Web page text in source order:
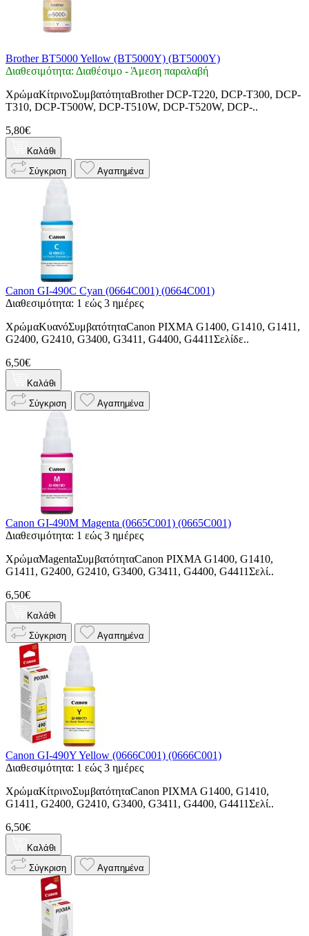
Brother BT5000 Yellow (BT5000Y) (BT5000Y)
Διαθεσιμότητα: Διαθέσιμο - Άμεση παραλαβή
ΧρώμαΚίτρινοΣυμβατότηταBrother DCP-T220, DCP-T300, DCP-
T310, DCP-T500W, DCP-T510W, DCP-T520W, DCP-..
5,80€
Καλάθι
Σύγκριση
Αγαπημένα
Canon GI-490C Cyan (0664C001) (0664C001)
Διαθεσιμότητα: 1 εώς 3 ημέρες
ΧρώμαΚυανόΣυμβατότηταCanon PIXMA G1400, G1410, G1411,
G2400, G2410, G3400, G3411, G4400, G4411Σελίδε..
6,50€
Καλάθι
Σύγκριση
Αγαπημένα
Canon GI-490M Magenta (0665C001) (0665C001)
Διαθεσιμότητα: 1 εώς 3 ημέρες
ΧρώμαMagentaΣυμβατότηταCanon PIXMA G1400, G1410,
G1411, G2400, G2410, G3400, G3411, G4400, G4411Σελί..
6,50€
Καλάθι
Σύγκριση
Αγαπημένα
Canon GI-490Y Yellow (0666C001) (0666C001)
Διαθεσιμότητα: 1 εώς 3 ημέρες
ΧρώμαΚίτρινοΣυμβατότηταCanon PIXMA G1400, G1410,
G1411, G2400, G2410, G3400, G3411, G4400, G4411Σελί..
6,50€
Καλάθι
Σύγκριση
Αγαπημένα